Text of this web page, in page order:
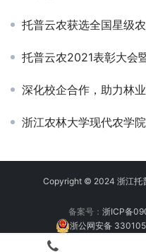
托普云农获选全国星级
托普云农2021表彰大会
深化校企合作，助力林
浙江农林大学现代农学院
Copyright © 2024 浙江托
备案号： 浙ICP备
浙公网安备